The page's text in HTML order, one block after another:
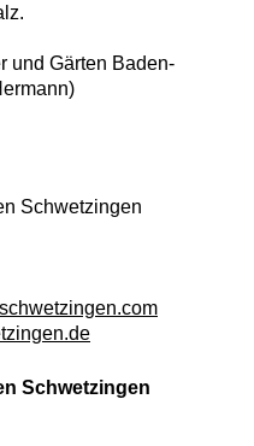
und Gärten Baden-
Schwetzingen
Schwetzingen